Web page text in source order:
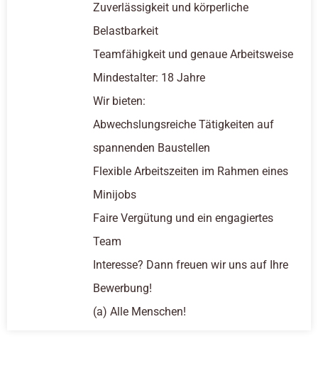
Zuverlässigkeit und körperliche
Belastbarkeit
Teamfähigkeit und genaue Arbeitsweise
Mindestalter: 18 Jahre
Wir bieten:
Abwechslungsreiche Tätigkeiten auf
spannenden Baustellen
Flexible Arbeitszeiten im Rahmen eines
Minijobs
Faire Vergütung und ein engagiertes
Team
Interesse? Dann freuen wir uns auf Ihre
Bewerbung!
(a) Alle Menschen!